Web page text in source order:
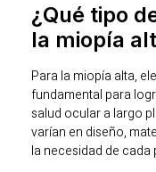
¿Qué tipo
la miopía
Para la miopía alta,
fundamental para
salud ocular a largo
varían en diseño,
la necesidad de cada